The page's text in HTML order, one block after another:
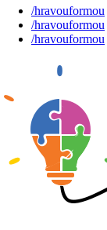
/hravouformou
/hravouformou
/hravouformou